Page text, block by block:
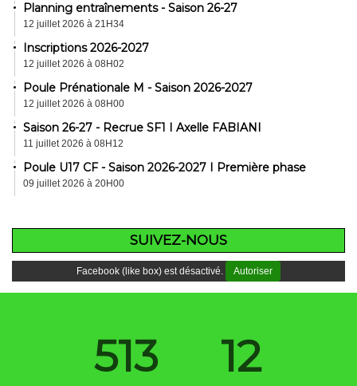
Planning entraînements - Saison 26-27
12 juillet 2026 à 21H34
Inscriptions 2026-2027
12 juillet 2026 à 08H02
Poule Prénationale M - Saison 2026-2027
12 juillet 2026 à 08H00
Saison 26-27 - Recrue SF1 I Axelle FABIANI
11 juillet 2026 à 08H12
Poule U17 CF - Saison 2026-2027 I Première phase
09 juillet 2026 à 20H00
SUIVEZ-NOUS
Facebook (like box) est désactivé. Autoriser
513 12